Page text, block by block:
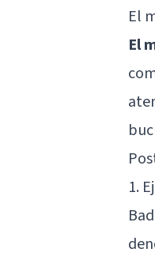
El
El
1.